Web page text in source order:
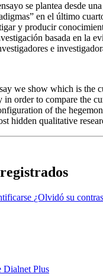
se plantea desde
en el último
y producir
basada en la
e
we show which is the
in order to compare the
of the
hidden qualitative
¿Olvidó su